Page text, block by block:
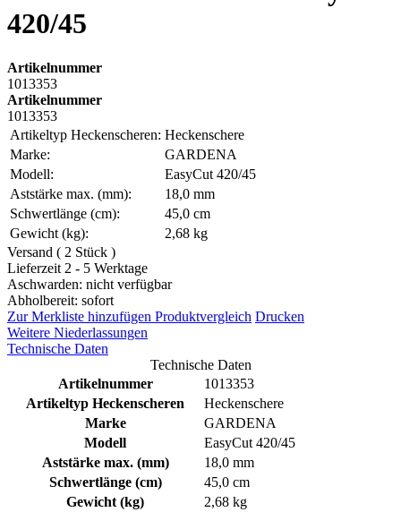
420/45
Artikelnummer
1013353
Artikelnummer
1013353
Artikeltyp Heckenscheren: Heckenschere
Marke:
GARDENA
Modell:
EasyCut 420/45
Aststärke max. (mm):
18,0 mm
Schwertlänge (cm):
45,0 cm
Gewicht (kg):
2,68 kg
Versand ( 2 Stück )
Lieferzeit 2 - 5 Werktage
Aschwarden: nicht verfügbar
Abholbereit: sofort
Zur Merkliste hinzufügen Produktvergleich Drucken
Weitere Niederlassungen
Technische Daten
Technische Daten
Artikelnummer
1013353
Artikeltyp Heckenscheren
Heckenschere
Marke
GARDENA
Modell
EasyCut 420/45
Aststärke max. (mm)
18,0 mm
Schwertlänge (cm)
45,0 cm
Gewicht (kg)
2,68 kg